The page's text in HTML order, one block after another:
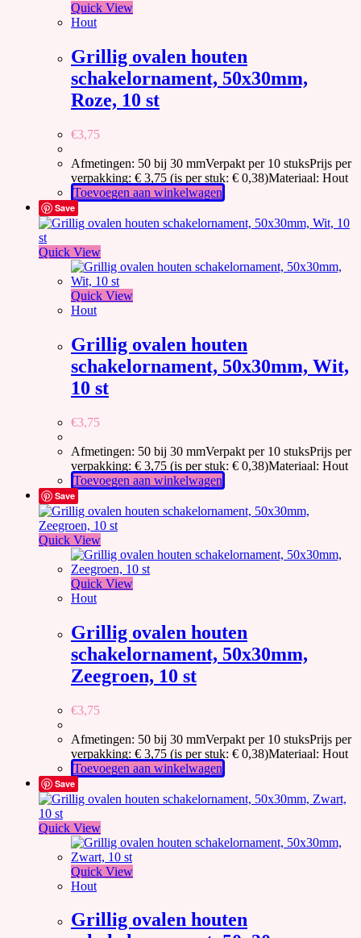
Quick View
Hout
Grillig ovalen houten
schakelornament, 50x30mm,
Roze, 10 st
€3,75
Afmetingen: 50 bij 30 mmVerpakt per 10 stuksPrijs per
verpakking: € 3,75 (is per stuk: € 0,38)Materiaal: Hout
Toevoegen aan winkelwagen
Save
Quick View
Quick View
Hout
Grillig ovalen houten
schakelornament, 50x30mm, Wit,
10 st
€3,75
Afmetingen: 50 bij 30 mmVerpakt per 10 stuksPrijs per
verpakking: € 3,75 (is per stuk: € 0,38)Materiaal: Hout
Toevoegen aan winkelwagen
Save
Quick View
Quick View
Hout
Grillig ovalen houten
schakelornament, 50x30mm,
Zeegroen, 10 st
€3,75
Afmetingen: 50 bij 30 mmVerpakt per 10 stuksPrijs per
verpakking: € 3,75 (is per stuk: € 0,38)Materiaal: Hout
Toevoegen aan winkelwagen
Save
Quick View
Quick View
Hout
Grillig ovalen houten